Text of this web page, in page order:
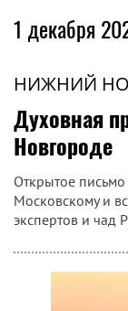
1 декабря
НИЖНИЙ
Духовная
Новгороде
Открытое письмо
Московскому и
экспертов и чад